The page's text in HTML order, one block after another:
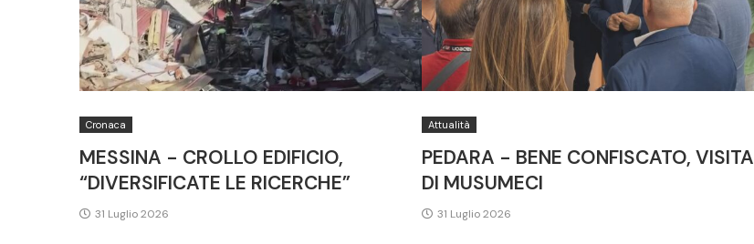
Cronaca
MESSINA - CROLLO EDIFICIO,
“DIVERSIFICATE LE RICERCHE”
31 Luglio 2026
Attualità
PEDARA - BENE CONFISCATO, VISITA
DI MUSUMECI
31 Luglio 2026